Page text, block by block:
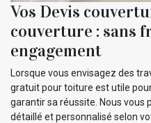
Vos Devis
couverture : sans
engagement
Lorsque vous envisagez des
gratuit pour toiture est utile
garantir sa réussite. Nous vous
détaillé et personnalisé selon